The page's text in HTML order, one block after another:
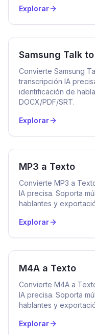
Explorar
Samsung Talk
Convierte Samsung
transcripción IA
identificación de
DOCX/PDF/SRT.
Explorar
MP3 a Texto
Convierte MP3 a
IA precisa. Soporta
hablantes y
Explorar
M4A a Texto
Convierte M4A a
IA precisa. Soporta
hablantes y
Explorar